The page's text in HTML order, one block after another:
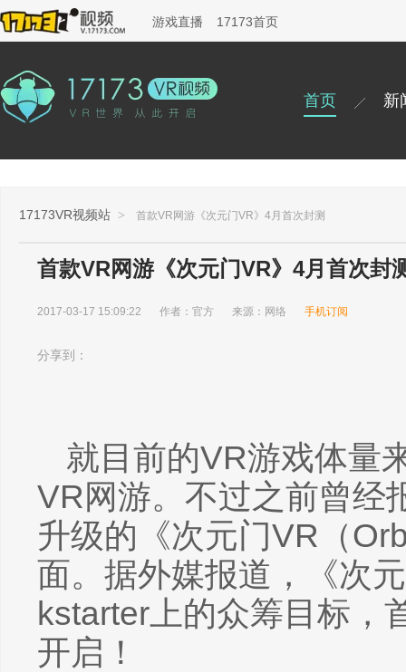
游戏直播 17173首页
首页 新
17173VR视频站 > 首款VR网游《次元门VR》4月首次封测
首款VR网游《次元门VR》4月首次封
2017-03-17 15:09:22 作者：官方 来源：网络 手机订阅
分享到：
就目前的VR游戏体量
VR网游。不过之前曾经
升级的《次元门VR（
面。据外媒报道，《次
kstarter上的众筹目标，
开启！